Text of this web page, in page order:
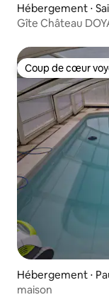
Hébergement ⋅
Gîte Château
Coup de cœur
Coup de cœur
Hébergement ⋅
maison